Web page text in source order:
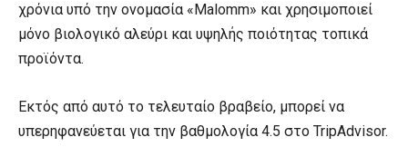
χρόνια υπό την ονομασία «Malomm» και χρησιμοποιεί
μόνο βιολογικό αλεύρι και υψηλής ποιότητας τοπικά
προϊόντα.
Εκτός από αυτό το τελευταίο βραβείο, μπορεί να
υπερηφανεύεται για την βαθμολογία 4.5 στο TripAdvisor.